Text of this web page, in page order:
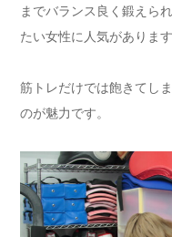
までバランス良く鍛えら
たい女性に人気があります
筋トレだけでは飽きてし
のが魅力です。